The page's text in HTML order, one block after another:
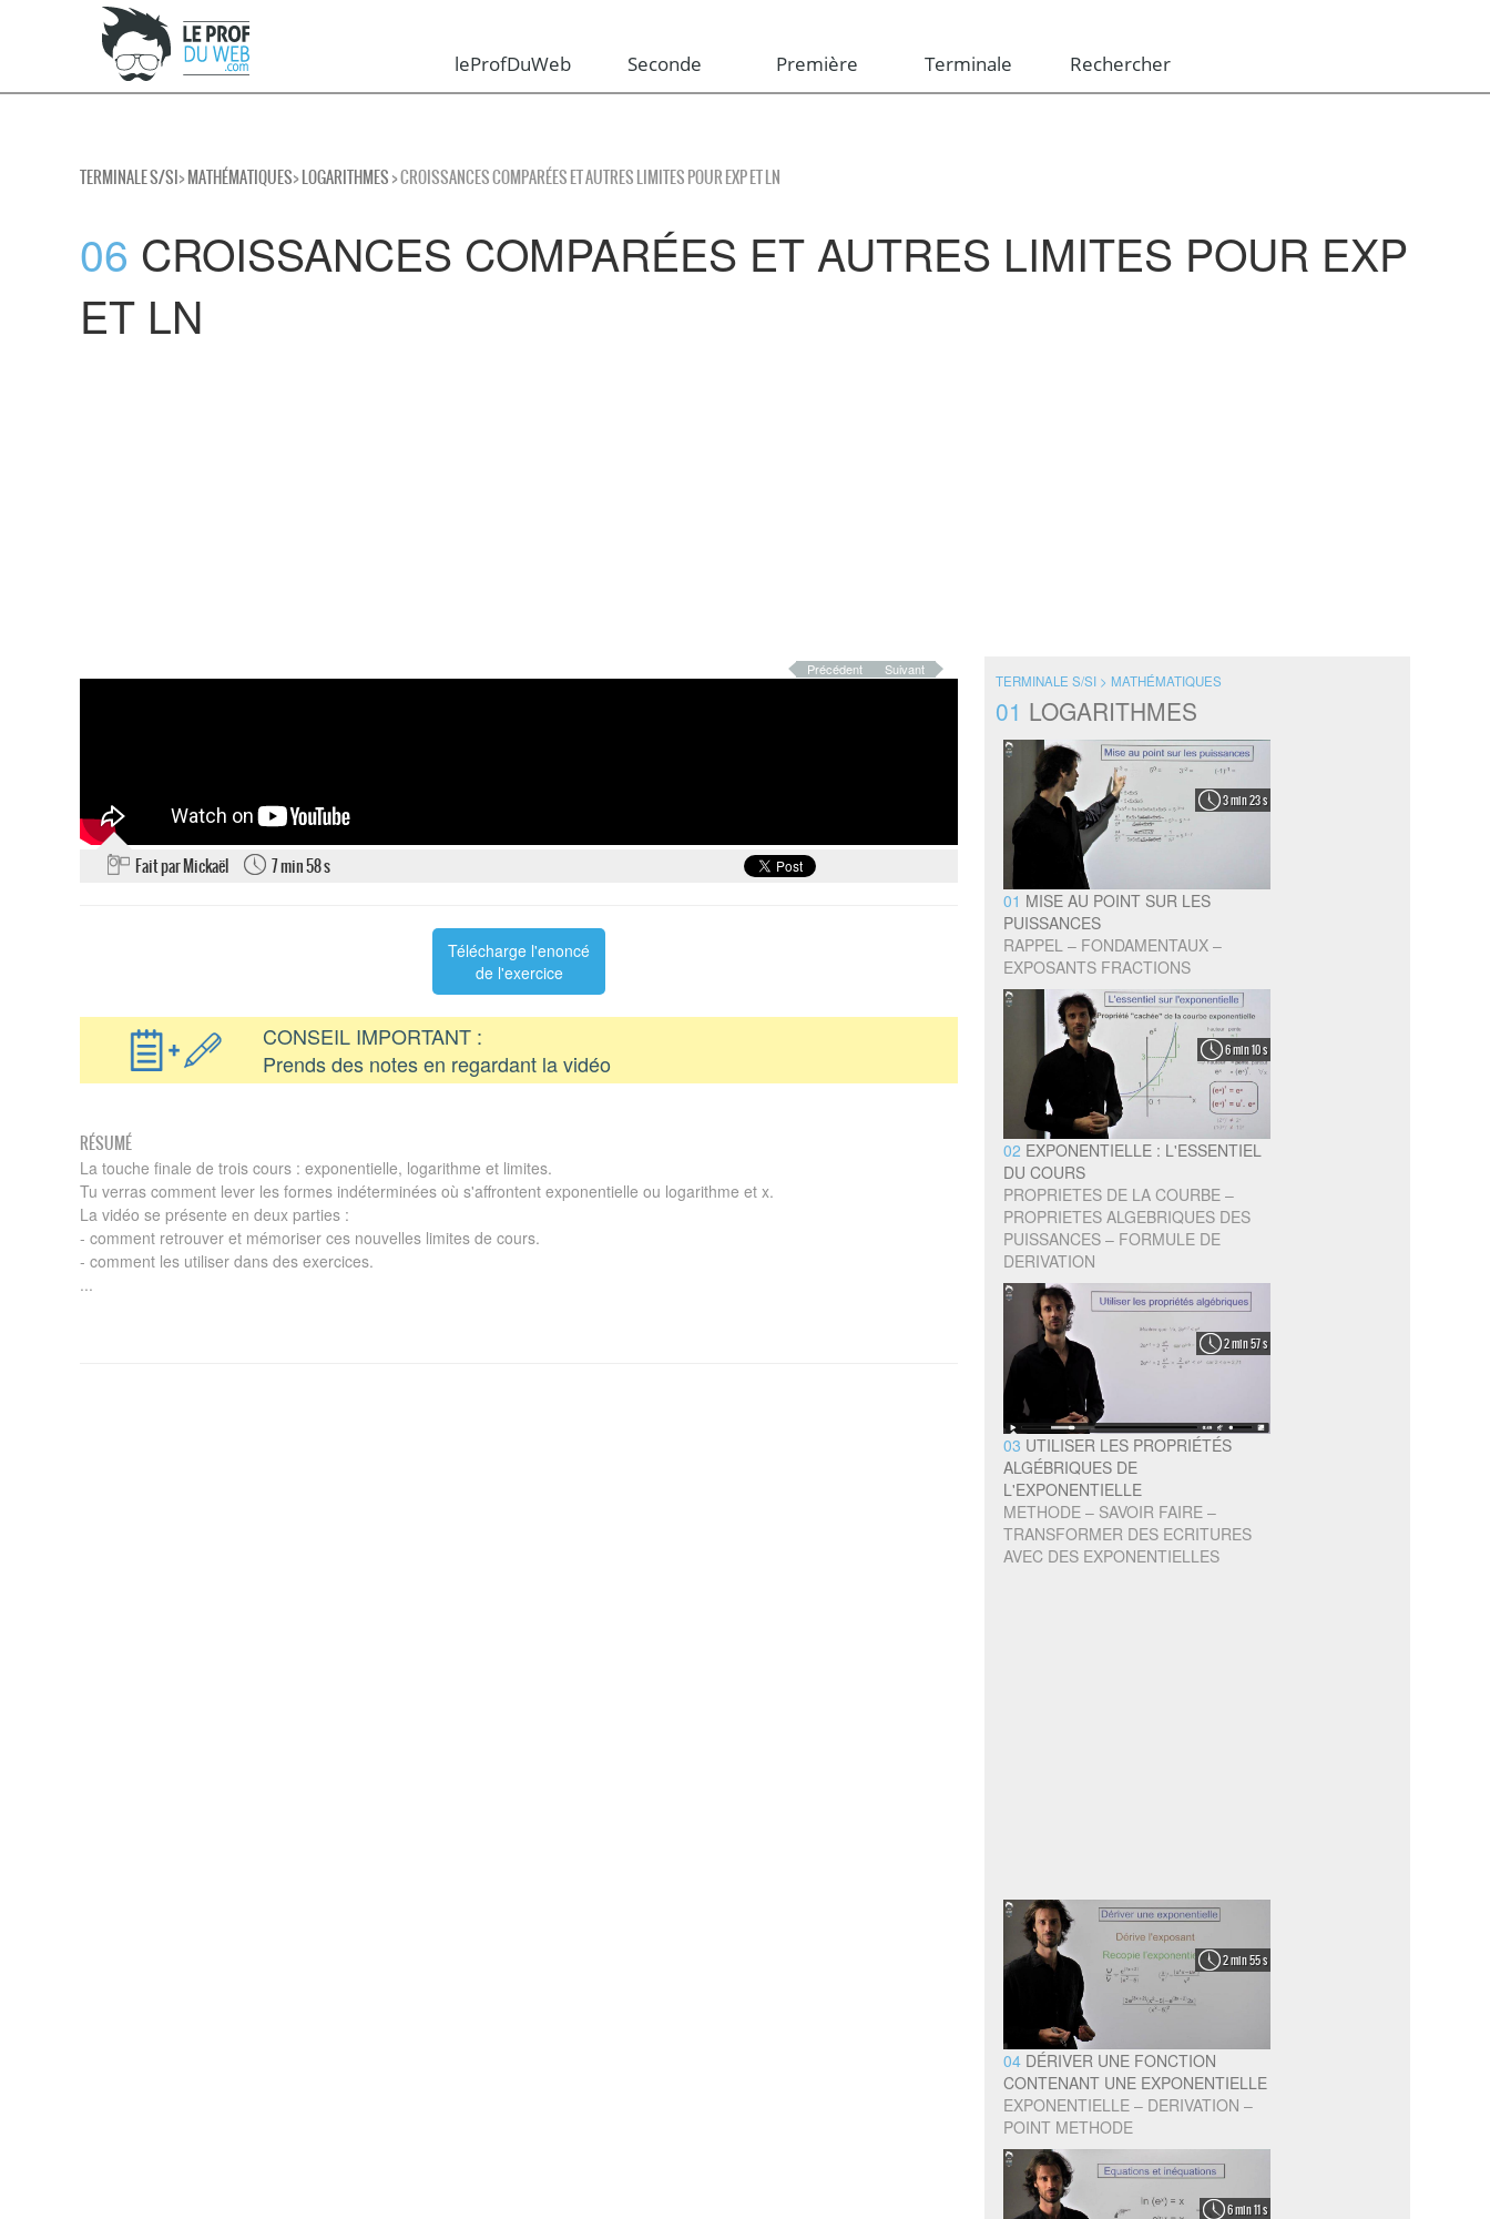
leProfDuWeb Seconde Première Terminale Rechercher
TERMINALE S/SI>MATHÉMATIQUES>LOGARITHMES> CROISSANCES COMPARÉES ET AUTRES LIMITES POUR EXP ET LN
06 CROISSANCES COMPARÉES ET AUTRES LIMITES POUR EXP
ET LN
Précédent Suivant
Fait par Mickaël 7 min 58 s
Télécharge l'enoncé
de l'exercice
CONSEIL IMPORTANT :
Prends des notes en regardant la vidéo
RÉSUMÉ
La touche finale de trois cours : exponentielle, logarithme et limites.
Tu verras comment lever les formes indéterminées où s'affrontent exponentielle ou logarithme et x.
La vidéo se présente en deux parties :
- comment retrouver et mémoriser ces nouvelles limites de cours.
- comment les utiliser dans des exercices.
...
TERMINALE S/SI > MATHÉMATIQUES
01 LOGARITHMES
3 min 23 s
01 MISE AU POINT SUR LES
PUISSANCES
RAPPEL – FONDAMENTAUX –
EXPOSANTS FRACTIONS
6 min 10 s
02 EXPONENTIELLE : L'ESSENTIEL
DU COURS
PROPRIETES DE LA COURBE –
PROPRIETES ALGEBRIQUES DES
PUISSANCES – FORMULE DE
DERIVATION
2 min 57 s
03 UTILISER LES PROPRIÉTÉS
ALGÉBRIQUES DE
L'EXPONENTIELLE
METHODE – SAVOIR FAIRE –
TRANSFORMER DES ECRITURES
AVEC DES EXPONENTIELLES
2 min 55 s
04 DÉRIVER UNE FONCTION
CONTENANT UNE EXPONENTIELLE
EXPONENTIELLE – DERIVATION –
POINT METHODE
6 min 11 s